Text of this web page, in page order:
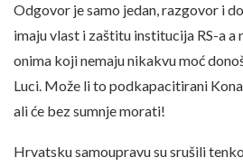
Odgovor je samo jedan, razgovor i
imaju vlast i zaštitu institucija RS-a a
onima koji nemaju nikakvu moć
Luci. Može li to podkapacitirani
ali će bez sumnje morati!
Hrvatsku samoupravu su srušili